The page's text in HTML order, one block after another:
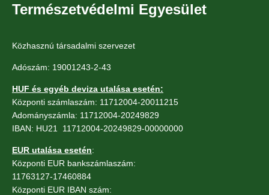
Természetvédelmi Egyesület
Közhasznú társadalmi szervezet
Adószám: 19001243-2-43
HUF és egyéb deviza utalása esetén:
Központi számlaszám: 11712004-20011215
Adományszámla: 11712004-20249829
IBAN: HU21 11712004-20249829-00000000
EUR utalása esetén:
Központi EUR bankszámlaszám:
11763127-17460884
Központi EUR IBAN szám: